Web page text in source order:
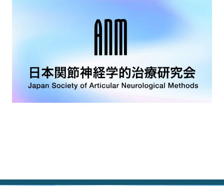
膝・腰・肩の障害
関節運動学的アプローチ
ブロック注射
ゆるトレーニング